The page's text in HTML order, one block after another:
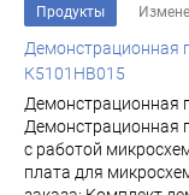
Продукты
Демонстрационная
К5101НВ015
Демонстрационная
Демонстрационная
с работой
плата для